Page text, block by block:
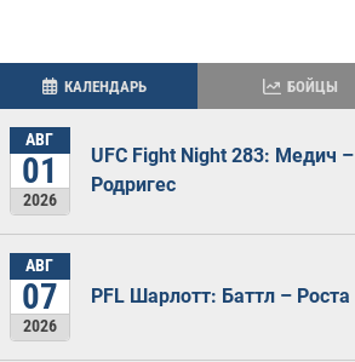
КАЛЕНДАРЬ БОЙЦЫ
АВГ
01
2026
UFC Fight Night 283: Медич –
Родригес
АВГ
07
2026
PFL Шарлотт: Баттл – Роста